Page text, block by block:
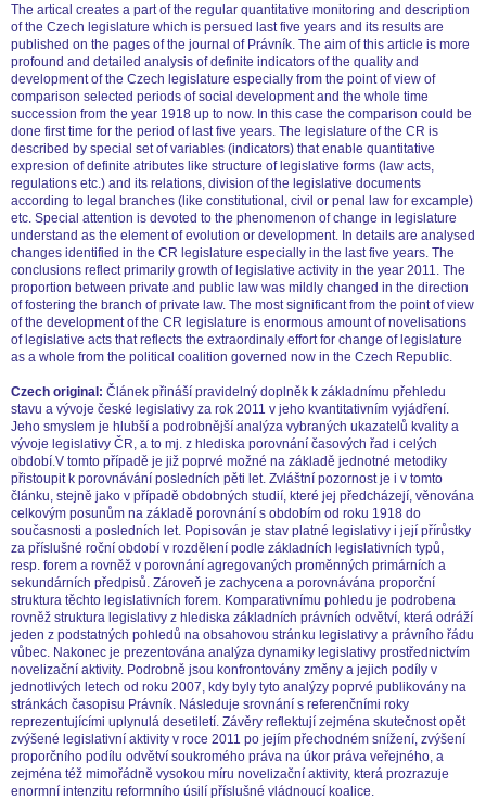
The artical creates a part of the regular quantitative monitoring and description
of the Czech legislature which is persued last five years and its results are
published on the pages of the journal of Právník. The aim of this article is more
profound and detailed analysis of definite indicators of the quality and
development of the Czech legislature especially from the point of view of
comparison selected periods of social development and the whole time
succession from the year 1918 up to now. In this case the comparison could be
done first time for the period of last five years. The legislature of the CR is
described by special set of variables (indicators) that enable quantitative
expresion of definite atributes like structure of legislative forms (law acts,
regulations etc.) and its relations, division of the legislative documents
according to legal branches (like constitutional, civil or penal law for excample)
etc. Special attention is devoted to the phenomenon of change in legislature
understand as the element of evolution or development. In details are analysed
changes identified in the CR legislature especially in the last five years. The
conclusions reflect primarily growth of legislative activity in the year 2011. The
proportion between private and public law was mildly changed in the direction
of fostering the branch of private law. The most significant from the point of view
of the development of the CR legislature is enormous amount of novelisations
of legislative acts that reflects the extraordinaly effort for change of legislature
as a whole from the political coalition governed now in the Czech Republic.
Czech original: Článek přináší pravidelný doplněk k základnímu přehledu
stavu a vývoje české legislativy za rok 2011 v jeho kvantitativním vyjádření.
Jeho smyslem je hlubší a podrobnější analýza vybraných ukazatelů kvality a
vývoje legislativy ČR, a to mj. z hlediska porovnání časových řad i celých
období.V tomto případě je již poprvé možné na základě jednotné metodiky
přistoupit k porovnávání posledních pěti let. Zvláštní pozornost je i v tomto
článku, stejně jako v případě obdobných studií, které jej předcházejí, věnována
celkovým posunům na základě porovnání s obdobím od roku 1918 do
současnosti a posledních let. Popisován je stav platné legislativy i její přírůstky
za příslušné roční období v rozdělení podle základních legislativních typů,
resp. forem a rovněž v porovnání agregovaných proměnných primárních a
sekundárních předpisů. Zároveň je zachycena a porovnávána proporční
struktura těchto legislativních forem. Komparativnímu pohledu je podrobena
rovněž struktura legislativy z hlediska základních právních odvětví, která odráží
jeden z podstatných pohledů na obsahovou stránku legislativy a právního řádu
vůbec. Nakonec je prezentována analýza dynamiky legislativy prostřednictvím
novelizační aktivity. Podrobně jsou konfrontovány změny a jejich podíly v
jednotlivých letech od roku 2007, kdy byly tyto analýzy poprvé publikovány na
stránkách časopisu Právník. Následuje srovnání s referenčními roky
reprezentujícími uplynulá desetiletí. Závěry reflektují zejména skutečnost opět
zvýšené legislativní aktivity v roce 2011 po jejím přechodném snížení, zvýšení
proporčního podílu odvětví soukromého práva na úkor práva veřejného, a
zejména též mimořádně vysokou míru novelizační aktivity, která prozrazuje
enormní intenzitu reformního úsilí příslušné vládnoucí koalice.